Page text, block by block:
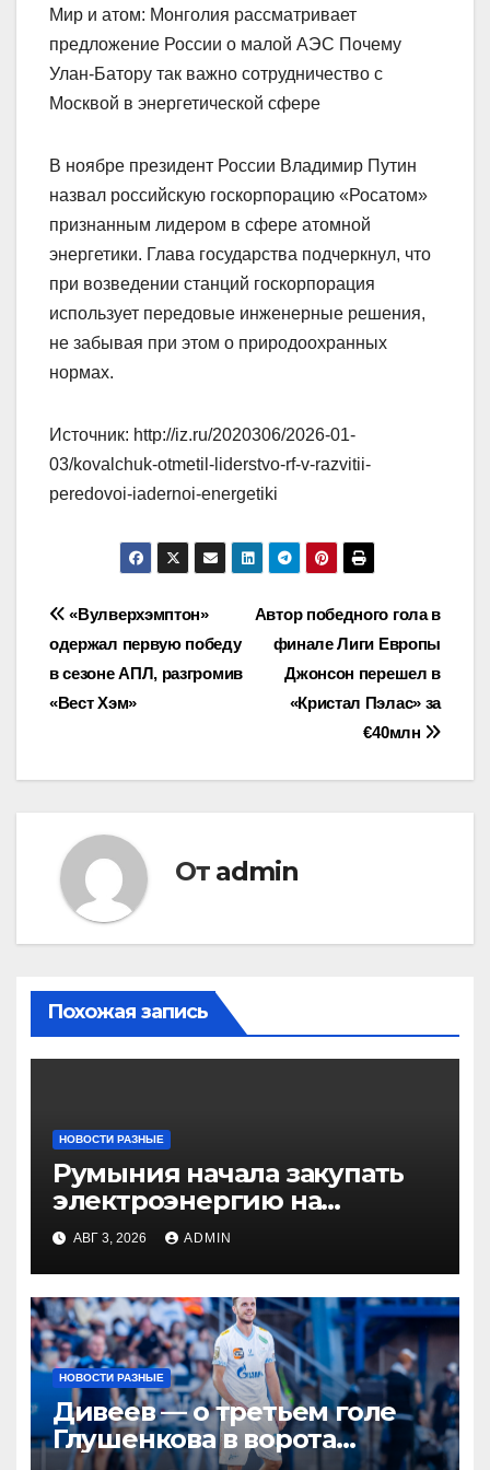
Мир и атом: Монголия рассматривает
предложение России о малой АЭС Почему
Улан-Батору так важно сотрудничество с
Москвой в энергетической сфере
В ноябре президент России Владимир Путин
назвал российскую госкорпорацию «Росатом»
признанным лидером в сфере атомной
энергетики. Глава государства подчеркнул, что
при возведении станций госкорпорация
использует передовые инженерные решения,
не забывая при этом о природоохранных
нормах.
Источник: http://iz.ru/2020306/2026-01-
03/kovalchuk-otmetil-liderstvo-rf-v-razvitii-
peredovoi-iadernoi-energetiki
Навигация
по
записям
Автор победного гола в
финале Лиги Европы
Джонсон перешел в
«Кристал Пэлас» за
€40млн
«Вулверхэмптон»
одержал первую победу
в сезоне АПЛ, разгромив
«Вест Хэм»
От admin
Похожая запись
НОВОСТИ РАЗНЫЕ
Румыния начала закупать
электроэнергию на
Украине из-за дефицита
АВГ 3, 2026 ADMIN
НОВОСТИ РАЗНЫЕ
Дивеев — о третьем голе
Глушенкова в ворота